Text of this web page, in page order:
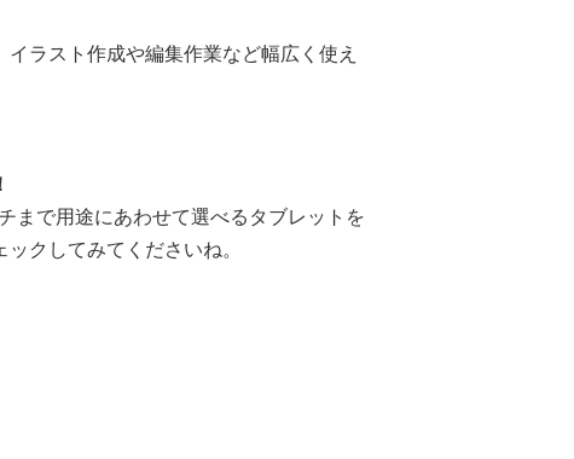
ラスト作成や編集作業など幅広く使え
まで用途にあわせて選べるタブレットを
クしてみてくださいね。